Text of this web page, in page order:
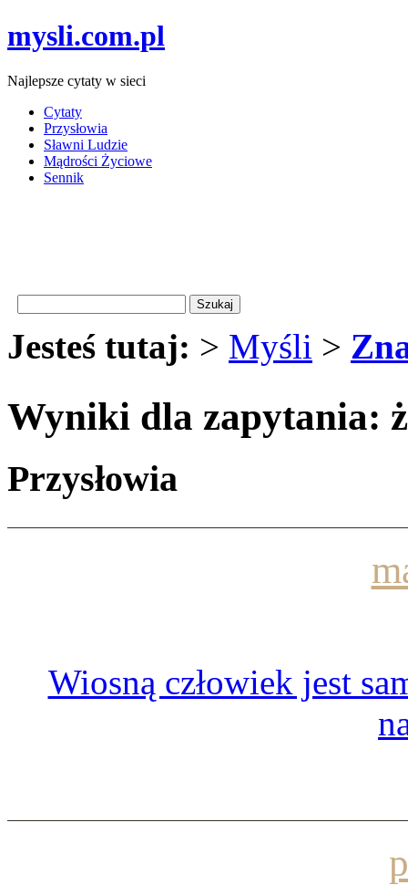
mysli.com.pl
Najlepsze cytaty w sieci
Cytaty
Przysłowia
Sławni Ludzie
Mądrości Życiowe
Sennik
Jesteś tutaj: > Myśli >
Wyniki dla zapytania:
Przysłowia
Wiosną człowiek jest